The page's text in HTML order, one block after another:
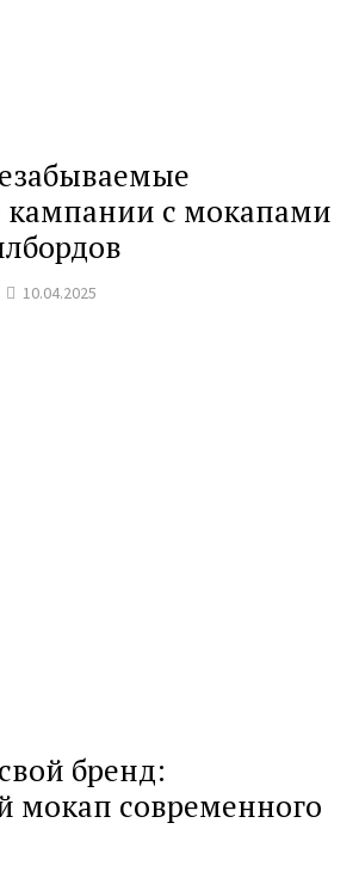
с мокапами
10.04.2025
бренд:
мокап современного